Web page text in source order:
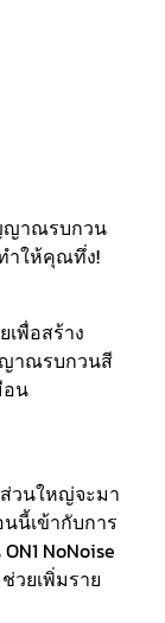
ญาณรบกวน
ำให้คุณทึ่ง!
พื่อสร้าง
ญาณรบกวนสี
อน
วนใหญ่จะมา
นี้เข้ากับการ
NoNoise
ยเพิ่มราย